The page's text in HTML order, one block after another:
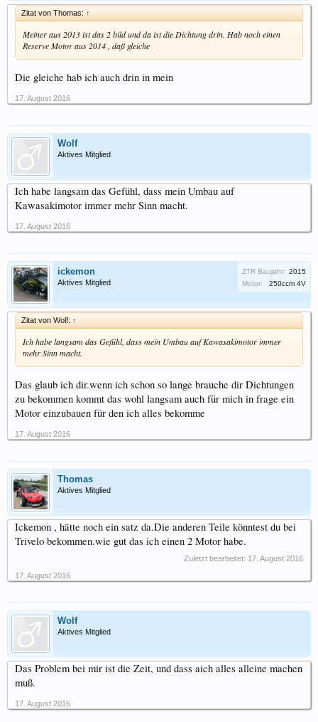
Zitat von Thomas: ↑
Meiner aus 2013 ist das 2 bild und da ist die Dichtung drin. Hab noch einen
Reserve Motor aus 2014 , daß gleiche
Die gleiche hab ich auch drin in mein
17. August 2016
Wolf
Aktives Mitglied
Ich habe langsam das Gefühl, dass mein Umbau auf
Kawasakimotor immer mehr Sinn macht.
17. August 2016
ickemon
Aktives Mitglied
ZTR Baujahr: 2015
Motor:
250ccm 4V
Zitat von Wolf: ↑
Ich habe langsam das Gefühl, dass mein Umbau auf Kawasakimotor immer
mehr Sinn macht.
Das glaub ich dir.wenn ich schon so lange brauche dir Dichtungen
zu bekommen kommt das wohl langsam auch für mich in frage ein
Motor einzubauen für den ich alles bekomme
17. August 2016
Thomas
Aktives Mitglied
Ickemon , hätte noch ein satz da.Die anderen Teile könntest du bei
Trivelo bekommen.wie gut das ich einen 2 Motor habe.
Zuletzt bearbeitet: 17. August 2016
17. August 2016
Wolf
Aktives Mitglied
Das Problem bei mir ist die Zeit, und dass aich alles alleine machen
muß.
17. August 2016